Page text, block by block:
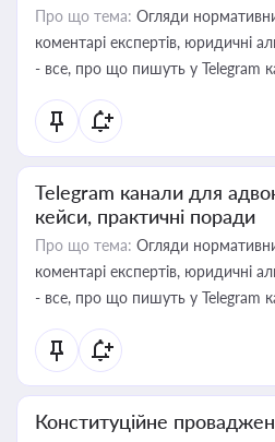
Про що тема: Огляди
коментарі експертів, юридичні
- все, про що пишуть у Telegram
Telegram канали для
кейси, практичні поради
Про що тема: Огляди
коментарі експертів, юридичні
- все, про що пишуть у Telegram
Конституційне